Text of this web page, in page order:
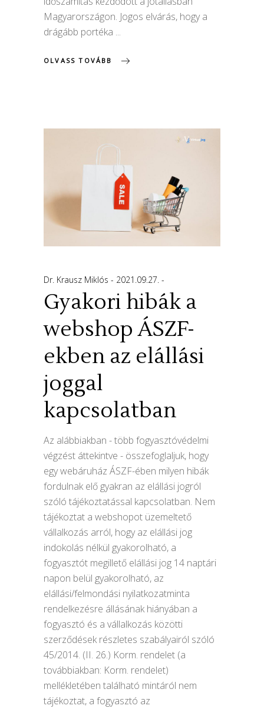
Magyarországon. Jogos elvárás, hogy a
drágább portéka
OLVASS TOVÁBB
Dr. Krausz Miklós 2021.09.27.
Gyakori hibák a
webshop ÁSZF-
ekben az elállási
joggal
kapcsolatban
Az alábbiakban - több fogyasztóvédelmi
végzést áttekintve - összefoglaljuk, hogy
egy webáruház ÁSZF-ében milyen hibák
fordulnak elő gyakran az elállási jogról
szóló tájékoztatással kapcsolatban. Nem
tájékoztat a webshopot üzemeltető
vállalkozás arról, hogy az elállási jog
indokolás nélkül gyakorolható, a
fogyasztót megillető elállási jog 14 naptári
napon belül gyakorolható, az
elállási/felmondási nyilatkozatminta
rendelkezésre állásának hiányában a
fogyasztó és a vállalkozás közötti
szerződések részletes szabályairól szóló
45/2014. (II. 26.) Korm. rendelet (a
továbbiakban: Korm. rendelet)
mellékletében található mintáról nem
tájékoztat, a fogyasztó az